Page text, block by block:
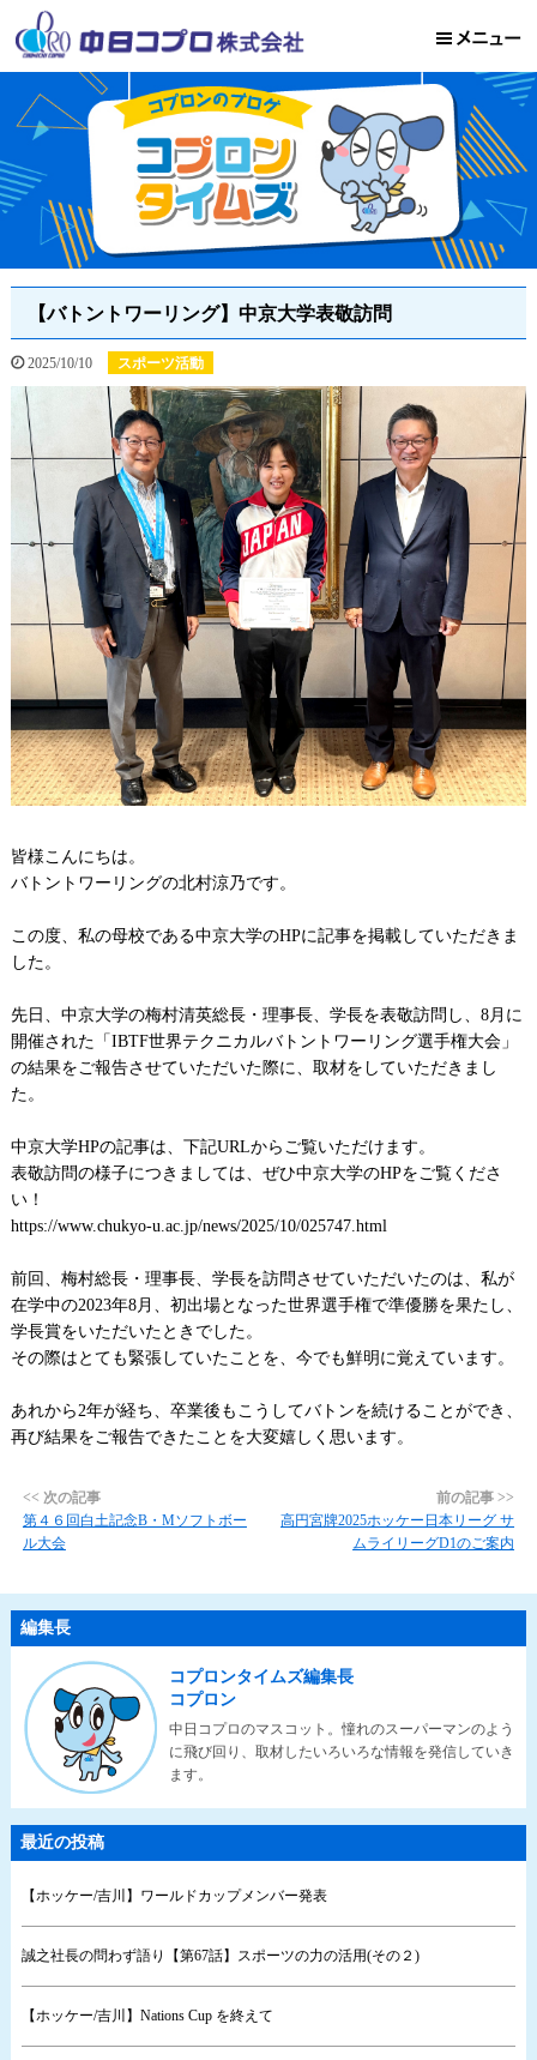
【バトントワーリング】中京大学表敬訪問
2025/10/10 スポーツ活動
皆様こんにちは。
バトントワーリングの北村涼乃です。
この度、私の母校である中京大学のHPに記事を掲載していただきま
した。
先日、中京大学の梅村清英総長・理事長、学長を表敬訪問し、 8月に
開催された「IBTF世界テクニカルバトントワーリング選手権大会」
の結果をご報告させていただいた際に、取材をしていただきまし
た。
中京大学HPの記事は、下記URLからご覧いただけます。
表敬訪問の様子につきましては、ぜひ中京大学のHPをご覧くださ
い！
https://www.chukyo-u.ac.jp/news/2025/10/025747.html
前回、梅村総長・理事長、学長を訪問させていただいたのは、私が
在学中の2023年8月、初出場となった世界選手権で準優勝を果たし、
学長賞をいただいたときでした。
その際はとても緊張していたことを、今でも鮮明に覚えています。
あれから 2年が経ち、卒業後もこうしてバトンを続けることができ、
再び結果をご報告できたことを大変嬉しく思います。
<< 次の記事
第４６回白土記念B・Mソフトボー
ル大会
前の記事 >>
高円宮牌2025ホッケー日本リーグ サ
ムライリーグD1のご案内
編集長
コプロンタイムズ編集長
コプロン
中日コプロのマスコット。憧れのスーパーマンのよう
に飛び回り、取材したいろいろな情報を発信していき
ます。
最近の投稿
【ホッケー/吉川】ワールドカップメンバー発表
誠之社長の問わず語り【第67話】スポーツの力の活用(その２)
【ホッケー/吉川】Nations Cup を終えて